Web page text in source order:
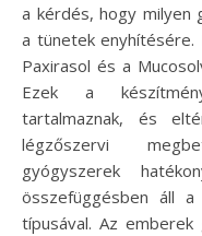
a kérdés, hogy milyen
a tünetek enyhítésére.
Paxirasol és a
Ezek a
tartalmaznak, és
légzőszervi
gyógyszerek
összefüggésben áll
típusával. Az emberek